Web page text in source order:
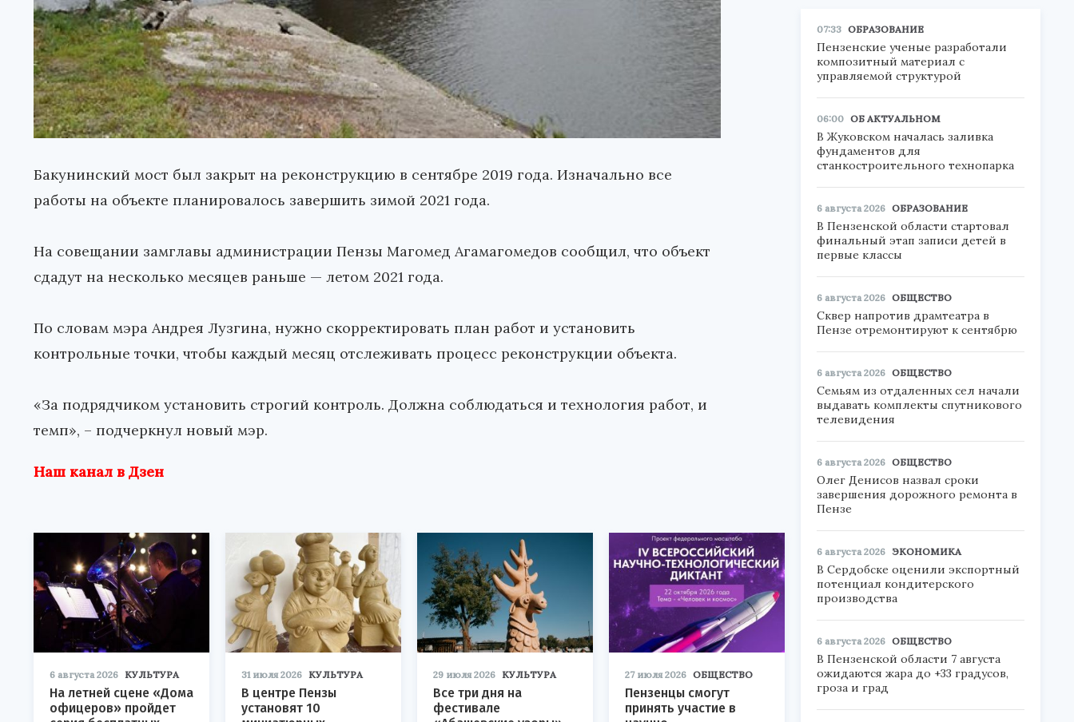
Бакунинский мост был закрыт на реконструкцию в сентябре 2019 года. Изначально все
работы на объекте планировалось завершить зимой 2021 года.
На совещании замглавы администрации Пензы Магомед Агамагомедов сообщил, что объект
сдадут на несколько месяцев раньше — летом 2021 года.
По словам мэра Андрея Лузгина, нужно скорректировать план работ и установить
контрольные точки, чтобы каждый месяц отслеживать процесс реконструкции объекта.
«За подрядчиком установить строгий контроль. Должна соблюдаться и технология работ, и
темп», – подчеркнул новый мэр.
Наш канал в Дзен
6 августа 2026 КУЛЬТУРА
На летней сцене «Дома
офицеров» пройдет
31 июля 2026 КУЛЬТУРА
В центре Пензы
установят 10
29 июля 2026 КУЛЬТУРА
Все три дня на
фестивале
27 июля 2026 ОБЩЕСТВО
Пензенцы смогут
принять участие в
07:33 ОБРАЗОВАНИЕ
Пензенские ученые разработали
композитный материал с
управляемой структурой
06:00 ОБ АКТУАЛЬНОМ
В Жуковском началась заливка
фундаментов для
станкостроительного технопарка
6 августа 2026 ОБРАЗОВАНИЕ
В Пензенской области стартовал
финальный этап записи детей в
первые классы
6 августа 2026 ОБЩЕСТВО
Сквер напротив драмтеатра в
Пензе отремонтируют к сентябрю
6 августа 2026 ОБЩЕСТВО
Семьям из отдаленных сел начали
выдавать комплекты спутникового
телевидения
6 августа 2026 ОБЩЕСТВО
Олег Денисов назвал сроки
завершения дорожного ремонта в
Пензе
6 августа 2026 ЭКОНОМИКА
В Сердобске оценили экспортный
потенциал кондитерского
производства
6 августа 2026 ОБЩЕСТВО
В Пензенской области 7 августа
ожидаются жара до +33 градусов,
гроза и град